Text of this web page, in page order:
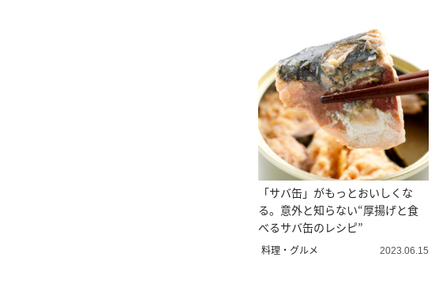
「サバ缶」がもっとおいしくな
る。意外と知らない“厚揚げと食
べるサバ缶のレシピ”
料理・グルメ 2023.06.15